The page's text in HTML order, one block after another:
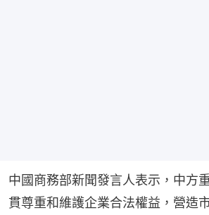
中國商務部新聞發言人表示，中方
貫尊重和維護企業合法權益，營造